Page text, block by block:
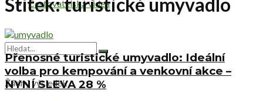
Cestovatelská videa
Žádný výsledek
Štítek:turistické umyvadlo
Přenosné turistické umyvadlo: Ideální
volba pro kempování a venkovní akce –
NYNÍ SLEVA 28 %